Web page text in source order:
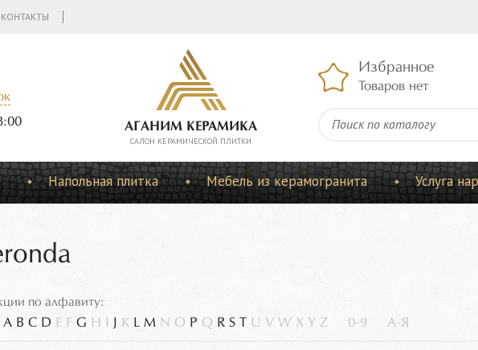
КОНТАКТЫ
АГАНИМ КЕРАМИКА
CАЛОН КЕРАМИЧЕСКОЙ ПЛИТКИ
Избранное
Товаров нет
Напольная плитка Мебель из керамогранита Услуга
по алфавиту:
A B C D E F G H J K L M N O P Q R S T U V W X Y Z 0-9 А-Я